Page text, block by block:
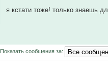
я кстати тоже! только знаешь
Показать сообщения за: